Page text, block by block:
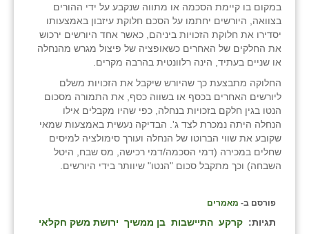
במקום בו קיימת הסכמה או מתווה שנקבע על ידי ההורים
בצוואה, היורשים יחתמו על הסכם חלוקת עיזבון באמצעותו
יסדירו את חלוקת הזכויות ביניהם, כאשר אחד היורשים ירכוש
את החלקים של האחרים כשאופציה של פיצול מגרש מהנחלה
או שניים בעתיד, הינה רלוונטית בהרבה מקרים.
החלוקה מתבצעת כך שהיורש שיקבל את הזכויות משלם
ליורשים האחרים בכסף או בשווה כסף, את התמורה מסכום
הנטו בגין חלקם בזכויות בנחלה, כפי שהיו מקבלים אילו
הנחלה היתה נמכרת לצד ג'. הבדיקה נעשית באמצעות שמאי
שקובע את שווי הברוטו של הנחלה ועורך סימולציה למיסים
שחלים במכירה (דמי הסכמה/דמי רכישה, מס שבח, היטל
השבחה) וכך מתקבל סכום "הנטו" שיוותר בידי היורשים.
פורסם ב- מאמרים
תגיות: קרקע התיישבות בן ממשיך ירושת משק חקלאי